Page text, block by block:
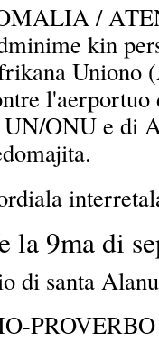
/
kin
Uniono
ONU e di
la 9ma di
di santa